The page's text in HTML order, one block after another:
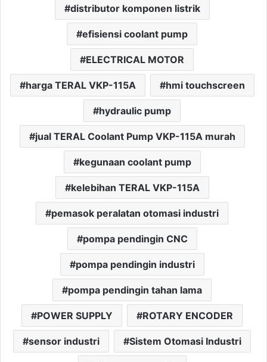
distributor komponen listrik
efisiensi coolant pump
ELECTRICAL MOTOR
harga TERAL VKP-115A hmi touchscreen
hydraulic pump
jual TERAL Coolant Pump VKP-115A murah
kegunaan coolant pump
kelebihan TERAL VKP-115A
pemasok peralatan otomasi industri
pompa pendingin CNC
pompa pendingin industri
pompa pendingin tahan lama
POWER SUPPLY ROTARY ENCODER
sensor industri Sistem Otomasi Industri